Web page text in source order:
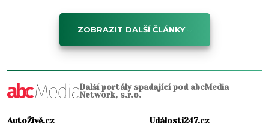
ZOBRAZIT DALŠÍ ČLÁNKY
Další portály spadající pod abcMedia
Network, s.r.o.
AutoŽivě.cz
Události247.cz